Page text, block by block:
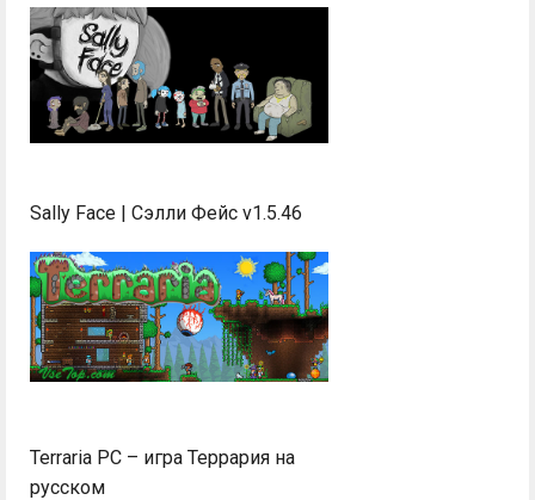
Sally Face | Сэлли Фейс v1.5.46
Terraria PC – игра Террария на
русском